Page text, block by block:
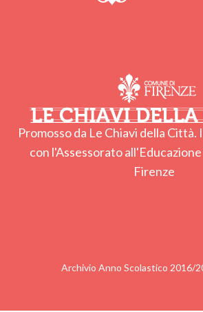
Promosso da Le Chiavi della Città.
con l'Assessorato
Firenze
Archivio Anno Scolastico 2016/